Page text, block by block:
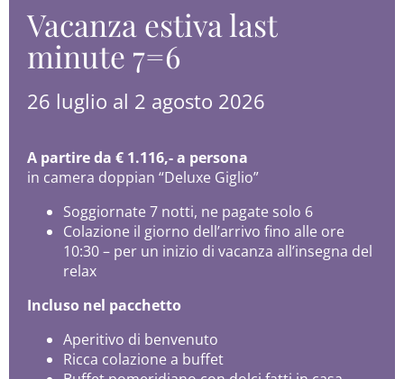
Vacanza estiva last
minute 7=6
26 luglio al 2 agosto 2026
A partire da € 1.116,- a persona
in camera doppian “Deluxe Giglio”
Soggiornate 7 notti, ne pagate solo 6
Colazione il giorno dell’arrivo fino alle ore
10:30 – per un inizio di vacanza all’insegna del
relax
Incluso nel pacchetto
Aperitivo di benvenuto
Ricca colazione a buffet